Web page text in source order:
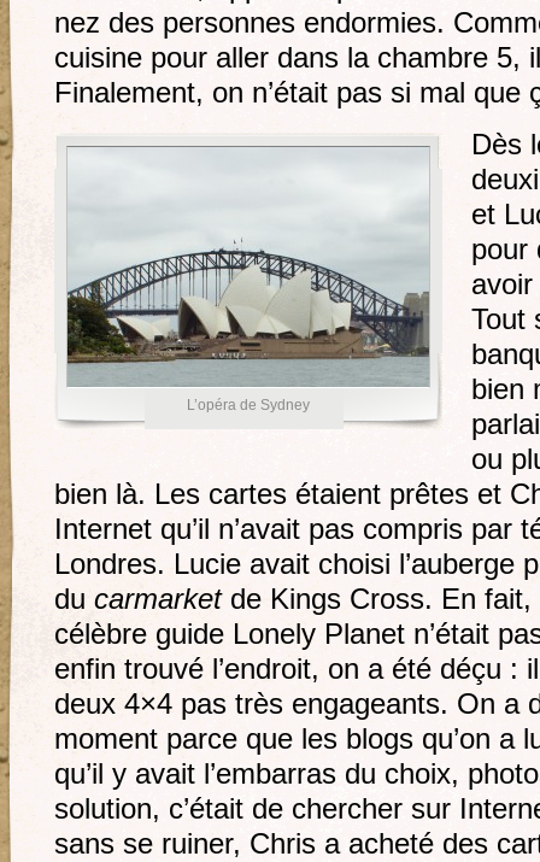
nez des personnes endormies.
cuisine pour aller dans la chambre 5,
Finalement, on n’était pas si mal
L’opéra de Sydney
Dès
et
pour
Tout
bien
ou
bien là. Les cartes étaient prêtes et
Internet qu’il n’avait pas compris par
Londres. Lucie avait choisi l’auberge
du carmarketde Kings Cross. En fait,
célèbre guide Lonely Planet n’était
enfin trouvé l’endroit, on a été déçu :
deux 4×4 pas très engageants. On a
moment parce que les blogs qu’on a
qu’il y avait l’embarras du choix,
solution, c’était de chercher sur
sans se ruiner, Chris a acheté des